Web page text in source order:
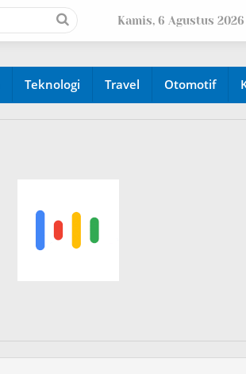
Kamis, 6 Agustus 2026
Teknologi Travel Otomotif